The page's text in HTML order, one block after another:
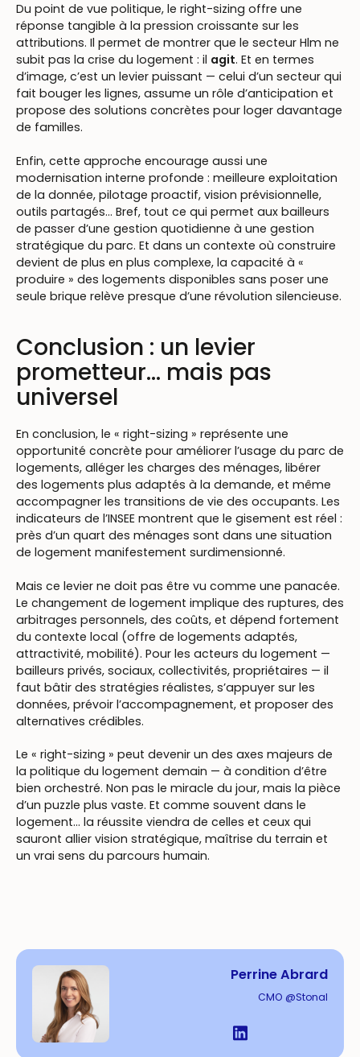
Perrine Abrard
CMO @Stonal
Du point de vue politique, le right-sizing offre une
réponse tangible à la pression croissante sur les
attributions. Il permet de montrer que le secteur Hlm ne
subit pas la crise du logement : il agit. Et en termes
d’image, c’est un levier puissant — celui d’un secteur qui
fait bouger les lignes, assume un rôle d’anticipation et
propose des solutions concrètes pour loger davantage
de familles.
Enfin, cette approche encourage aussi une
modernisation interne profonde : meilleure exploitation
de la donnée, pilotage proactif, vision prévisionnelle,
outils partagés… Bref, tout ce qui permet aux bailleurs
de passer d’une gestion quotidienne à une gestion
stratégique du parc. Et dans un contexte où construire
devient de plus en plus complexe, la capacité à «
produire » des logements disponibles sans poser une
seule brique relève presque d’une révolution silencieuse.
Conclusion : un levier
prometteur… mais pas
universel
En conclusion, le « right-sizing » représente une
opportunité concrète pour améliorer l’usage du parc de
logements, alléger les charges des ménages, libérer
des logements plus adaptés à la demande, et même
accompagner les transitions de vie des occupants. Les
indicateurs de l’INSEE montrent que le gisement est réel :
près d’un quart des ménages sont dans une situation
de logement manifestement surdimensionné.
Mais ce levier ne doit pas être vu comme une panacée.
Le changement de logement implique des ruptures, des
arbitrages personnels, des coûts, et dépend fortement
du contexte local (offre de logements adaptés,
attractivité, mobilité). Pour les acteurs du logement —
bailleurs privés, sociaux, collectivités, propriétaires — il
faut bâtir des stratégies réalistes, s’appuyer sur les
données, prévoir l’accompagnement, et proposer des
alternatives crédibles.
Le « right-sizing » peut devenir un des axes majeurs de
la politique du logement demain — à condition d’être
bien orchestré. Non pas le miracle du jour, mais la pièce
d’un puzzle plus vaste. Et comme souvent dans le
logement… la réussite viendra de celles et ceux qui
sauront allier vision stratégique, maîtrise du terrain et
un vrai sens du parcours humain.